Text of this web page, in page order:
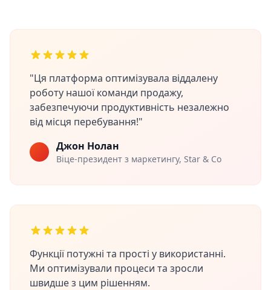
"Ця платформа оптимізувала віддалену
роботу нашої команди продажу,
забезпечуючи продуктивність незалежно
від місця перебування!"
Джон Нолан
Віце-президент з маркетингу, Star & Co
Функції потужні та прості у використанні.
Ми оптимізували процеси та зросли
швидше з цим рішенням.